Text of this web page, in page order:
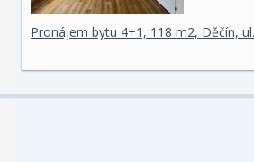
Pronájem bytu 4+1, 118 m2, Děčín,